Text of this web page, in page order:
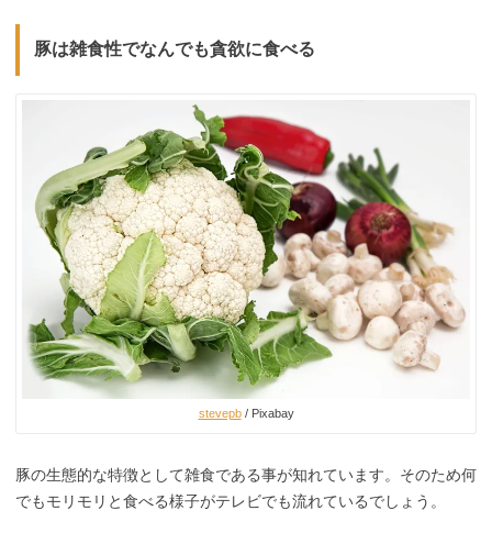
豚は雑食性でなんでも貪欲に食べる
stevepb/ Pixabay
豚の生態的な特徴として雑食である事が知れています。そのため何
でもモリモリと食べる様子がテレビでも流れているでしょう。